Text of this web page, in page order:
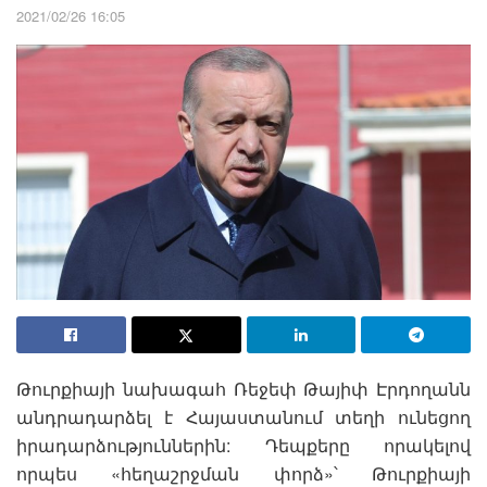
2021/02/26 16:05
Թուրքիայի նախագահ Ռեջեփ Թայիփ Էրդողանն
անդրադարձել է Հայաստանում տեղի ունեցող
իրադարձություններին: Դեպքերը որակելով
որպես «հեղաշրջման փորձ»՝ Թուրքիայի